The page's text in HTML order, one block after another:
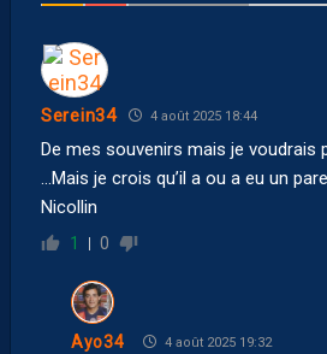
Serein34 4 août 2025 18:44
De mes souvenirs mais je voudrais
…Mais je crois qu’il a ou a eu un
Nicollin
1 0
Ayo34 4 août 2025 19:32